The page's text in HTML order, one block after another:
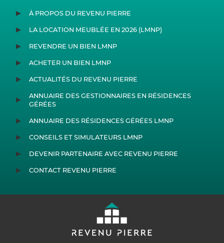
À PROPOS DU REVENU PIERRE
LA LOCATION MEUBLÉE EN 2026 (LMNP)
REVENDRE UN BIEN LMNP
ACHETER UN BIEN LMNP
ACTUALITÉS DU REVENU PIERRE
ANNUAIRE DES GESTIONNAIRES EN RÉSIDENCES
GÉRÉES
ANNUAIRE DES RÉSIDENCES GÉRÉES LMNP
CONSEILS ET SIMULATEURS LMNP
DEVENIR PARTENAIRE AVEC REVENU PIERRE
CONTACT REVENU PIERRE